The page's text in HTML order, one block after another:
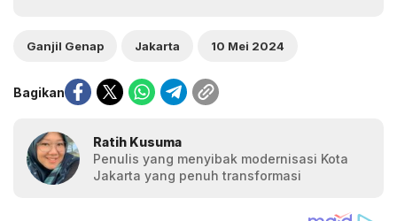
Ganjil Genap Jakarta 10 Mei 2024
Bagikan
Ratih Kusuma
Penulis yang menyibak modernisasi Kota
Jakarta yang penuh transformasi